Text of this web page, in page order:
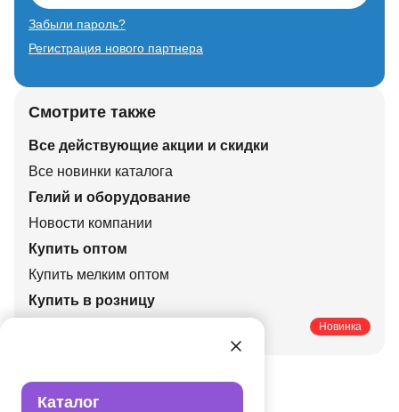
Каталог
Забыли пароль?
Регистрация нового партнера
Смотрите также
Все действующие акции и скидки
Все новинки каталога
Гелий и оборудование
Новости компании
Купить оптом
Купить мелким оптом
Купить в розницу
Новинка